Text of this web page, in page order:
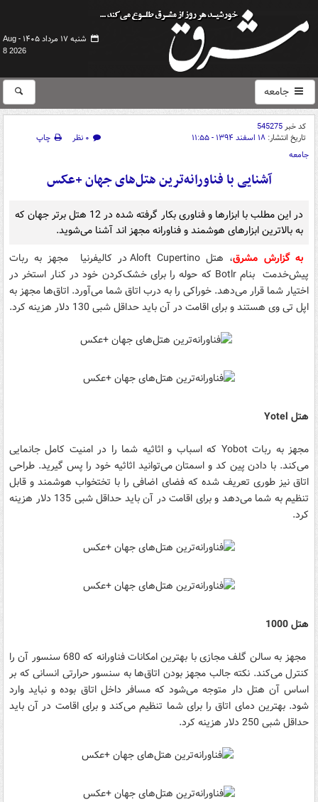
شنبه ۱۷ مرداد ۱۴۰۵ -
Aug
8 2026
جامعه
کد خبر545275
تاریخ انتشار: ۱۸ اسفند ۱۳۹۴ - ۱۱:۵۵ ۰ نظر
چاپ
جامعه
آشنایی با فناورانه‌ترین هتل‌های جهان +عکس
در این مطلب با ابزارها و فناوری بکار گرفته شده در 12 هتل برتر جهان که
به بالاترین ابزار‌های هوشمند و فناورانه مجهز اند آشنا می‌شوید.
به گزارش مشرق
، هتل Aloft Cupertino در کالیفرنیا مجهز به ربات
پیش‌خدمت بنام Botlr که حوله را برای خشک‌کردن خود در کنار استخر در
اختیار شما قرار می‌دهد. خوراکی را به درب اتاق شما می‌آورد. اتاق‌ها مجهز به
اپل تی وی هستند و برای اقامت در آن باید حداقل شبی 130 دلار هزینه کرد.
هتل Yotel
مجهز به ربات Yobot که اسباب و اثاثیه شما را در امنیت کامل جانمایی
می‌کند. با دادن پین کد و اسمتان می‌توانید اثاثیه خود را پس گیرید. طراحی
اتاق نیز طوری تعریف شده که فضای اضافی را با تختخواب هوشمند و قابل
تنظیم به شما می‌دهد و برای اقامت در آن باید حداقل شبی 135 دلار هزینه
کرد.
هتل 1000
مجهز به سالن گلف مجازی با بهترین امکانات فناورانه که 680 سنسور آن را
کنترل می‌کند. نکته جالب مجهز بودن اتاق‌ها به سنسور حرارتی انسانی که بر
اساس آن هتل دار متوجه می‌شود که مسافر داخل اتاق بوده و نباید وارد
شود. بهترین دمای اتاق را برای شما تنظیم می‌کند و برای اقامت در آن باید
حداقل شبی 250 دلار هزینه کرد.